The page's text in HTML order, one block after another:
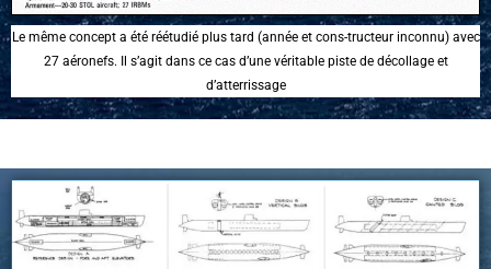
Le même concept a été réétudié plus tard (année et cons-tructeur inconnu) avec
27 aéronefs. Il s’agit dans ce cas d’une véritable piste de décollage et
d’atterrissage